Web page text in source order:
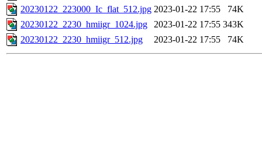
20230122_223000_Ic_flat_512.jpg 2023-01-22 17:55
74K
20230122_2230_hmiigr_1024.jpg
2023-01-22 17:55 343K
20230122_2230_hmiigr_512.jpg
2023-01-22 17:55 74K